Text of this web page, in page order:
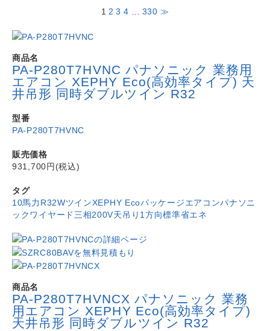
1 2 3 4 330 ≫
商品名
PA-P280T7HVNC パナソニック 業務用
エアコン XEPHY Eco(高効率タイプ) 天
井吊形 同時ダブルツイン R32
型番
PA-P280T7HVNC
販売価格
931,700円(税込)
タグ
10馬力 R32WツインXEPHY Ecoパッケージエアコンパナソニ
ックワイヤード 三相200V天吊り1方向標準省エネ
商品名
PA-P280T7HVNCX パナソニック 業務
用エアコン XEPHY Eco(高効率タイプ)
天井吊形 同時ダブルツイン R32